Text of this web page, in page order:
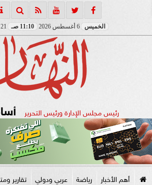
الخميس 11:10 صـ 21 صفر 1448
رئيس مجلس الإدارة ورئيس التحرير
أهم الأخبار رياضة عربي ودولي تقارير